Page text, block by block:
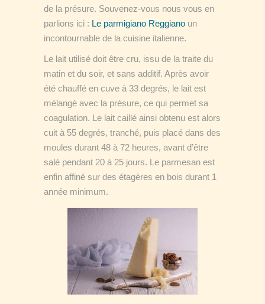
de la présure. Souvenez-vous nous vous en
parlions ici : Le parmigiano Reggiano un
incontournable de la cuisine italienne.
Le lait utilisé doit être cru, issu de la traite du
matin et du soir, et sans additif. Après avoir
été chauffé en cuve à 33 degrés, le lait est
mélangé avec la présure, ce qui permet sa
coagulation. Le lait caillé ainsi obtenu est alors
cuit à 55 degrés, tranché, puis placé dans des
moules durant 48 à 72 heures, avant d’être
salé pendant 20 à 25 jours. Le parmesan est
enfin affiné sur des étagères en bois durant 1
année minimum.